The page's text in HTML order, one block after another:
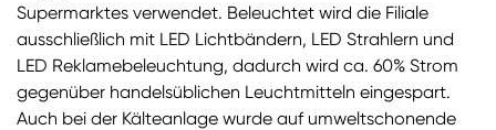
Supermarktes verwendet. Beleuchtet wird die Filiale
ausschließlich mit LED Lichtbändern, LED Strahlern und
LED Reklamebeleuchtung, dadurch wird ca. 60% Strom
gegenüber handelsüblichen Leuchtmitteln eingespart.
Auch bei der Kälteanlage wurde auf umweltschonende